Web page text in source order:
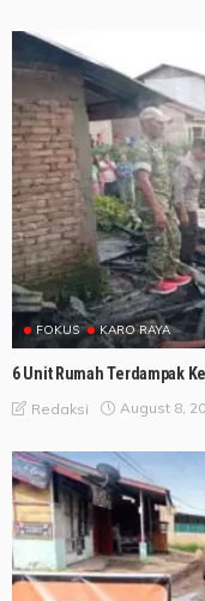
FOKUS KARO RAYA
6 Unit Rumah Terdampak
Redaksi August 8,